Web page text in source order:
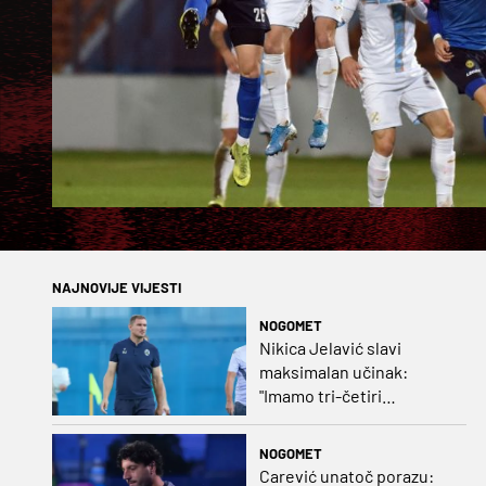
NAJNOVIJE VIJESTI
NOGOMET
Nikica Jelavić slavi
maksimalan učinak:
"Imamo tri-četiri
senatora koji vode naš
NOGOMET
Carević unatoč porazu: